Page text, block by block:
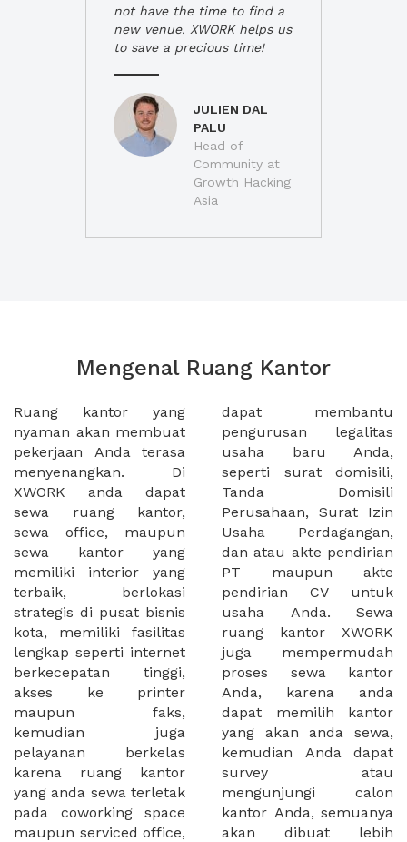
not have the time to find a
new venue. XWORK helps us
to save a precious time!
JULIEN DAL
PALU
Head of
Community at
Growth Hacking
Asia
Mengenal Ruang Kantor
Ruang kantor yang
nyaman akan membuat
pekerjaan Anda terasa
menyenangkan. Di
XWORK anda dapat
sewa ruang kantor,
sewa office, maupun
sewa kantor yang
memiliki interior yang
terbaik, berlokasi
strategis di pusat bisnis
kota, memiliki fasilitas
lengkap seperti internet
berkecepatan tinggi,
akses ke printer
maupun faks,
kemudian juga
pelayanan berkelas
karena ruang kantor
yang anda sewa terletak
pada coworking space
maupun serviced office,
dapat membantu
pengurusan legalitas
usaha baru Anda,
seperti surat domisili,
Tanda Domisili
Perusahaan, Surat Izin
Usaha Perdagangan,
dan atau akte pendirian
PT maupun akte
pendirian CV untuk
usaha Anda. Sewa
ruang kantor XWORK
juga mempermudah
proses sewa kantor
Anda, karena anda
dapat memilih kantor
yang akan anda sewa,
kemudian Anda dapat
survey atau
mengunjungi calon
kantor Anda, semuanya
akan dibuat lebih